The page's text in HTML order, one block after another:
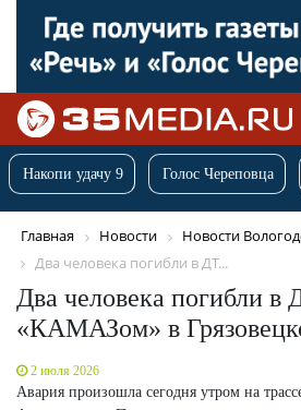
Накопи удачу 9 Голос Череповца
Главная Новости
Новости
Два человека погибли в ДТ...
Два человека погибли в
«КАМАЗом» в
2 июля 2026
Авария произошла сегодня утром на